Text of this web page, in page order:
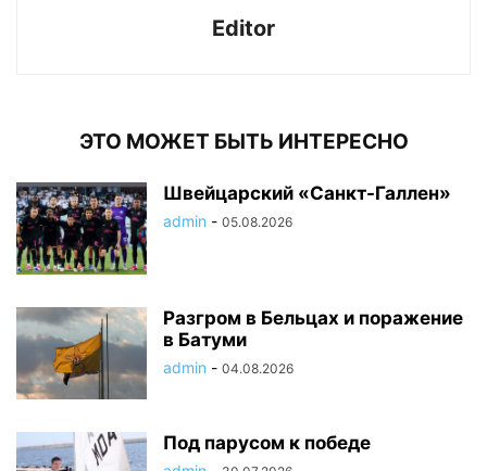
Editor
ЭТО МОЖЕТ БЫТЬ ИНТЕРЕСНО
Швейцарский «Санкт-Галлен»
admin - 05.08.2026
Разгром в Бельцах и поражение
в Батуми
admin - 04.08.2026
Под парусом к победе